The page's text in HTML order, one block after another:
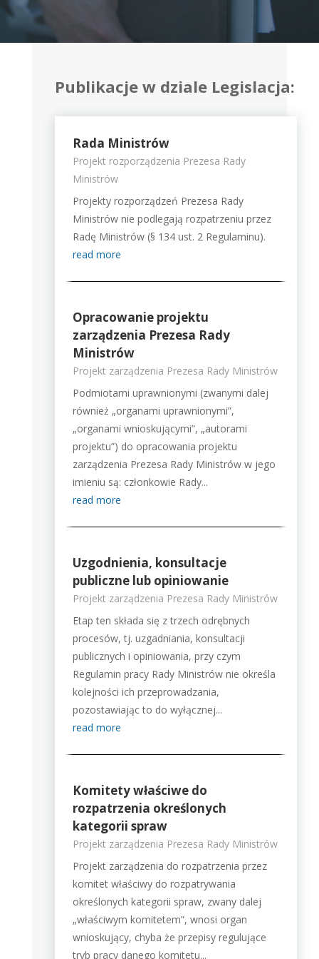
Publikacje w dziale Legislacja:
Rada Ministrów
Projekt rozporządzenia Prezesa Rady
Ministrów
Projekty rozporządzeń Prezesa Rady
Ministrów nie podlegają rozpatrzeniu przez
Radę Ministrów (§ 134 ust. 2 Regulaminu).
read more
Opracowanie projektu
zarządzenia Prezesa Rady
Ministrów
Projekt zarządzenia Prezesa Rady Ministrów
Podmiotami uprawnionymi (zwanymi dalej
również „organami uprawnionymi”,
„organami wnioskującymi”, „autorami
projektu”) do opracowania projektu
zarządzenia Prezesa Rady Ministrów w jego
imieniu są: członkowie Rady...
read more
Uzgodnienia, konsultacje
publiczne lub opiniowanie
Projekt zarządzenia Prezesa Rady Ministrów
Etap ten składa się z trzech odrębnych
procesów, tj. uzgadniania, konsultacji
publicznych i opiniowania, przy czym
Regulamin pracy Rady Ministrów nie określa
kolejności ich przeprowadzania,
pozostawiając to do wyłącznej...
read more
Komitety właściwe do
rozpatrzenia określonych
kategorii spraw
Projekt zarządzenia Prezesa Rady Ministrów
Projekt zarządzenia do rozpatrzenia przez
komitet właściwy do rozpatrywania
określonych kategorii spraw, zwany dalej
„właściwym komitetem”, wnosi organ
wnioskujący, chyba że przepisy regulujące
tryb pracy danego komitetu...